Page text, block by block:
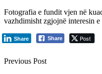
Fotografia e fundit vjen në
vazhdimisht zgjojnë interesin
Share Post
Share
Previous Post